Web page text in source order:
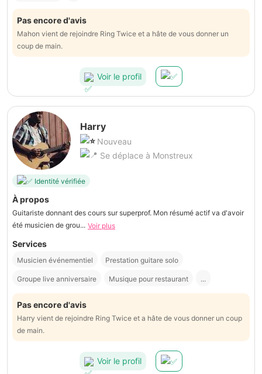
Pas encore d'avis
Mahon vient de rejoindre Ring Twice et a hâte de vous donner un
coup de main.
Voir le profil
Harry
Nouveau
Se déplace à Monstreux
Identité vérifiée
À propos
Guitariste donnant des cours sur superprof. Mon résumé actif va d'avoir
été musicien de grou... Voir plus
Services
Musicien événementiel Prestation guitare solo
Groupe live anniversaire Musique pour restaurant ...
Pas encore d'avis
Harry vient de rejoindre Ring Twice et a hâte de vous donner un coup
de main.
Voir le profil